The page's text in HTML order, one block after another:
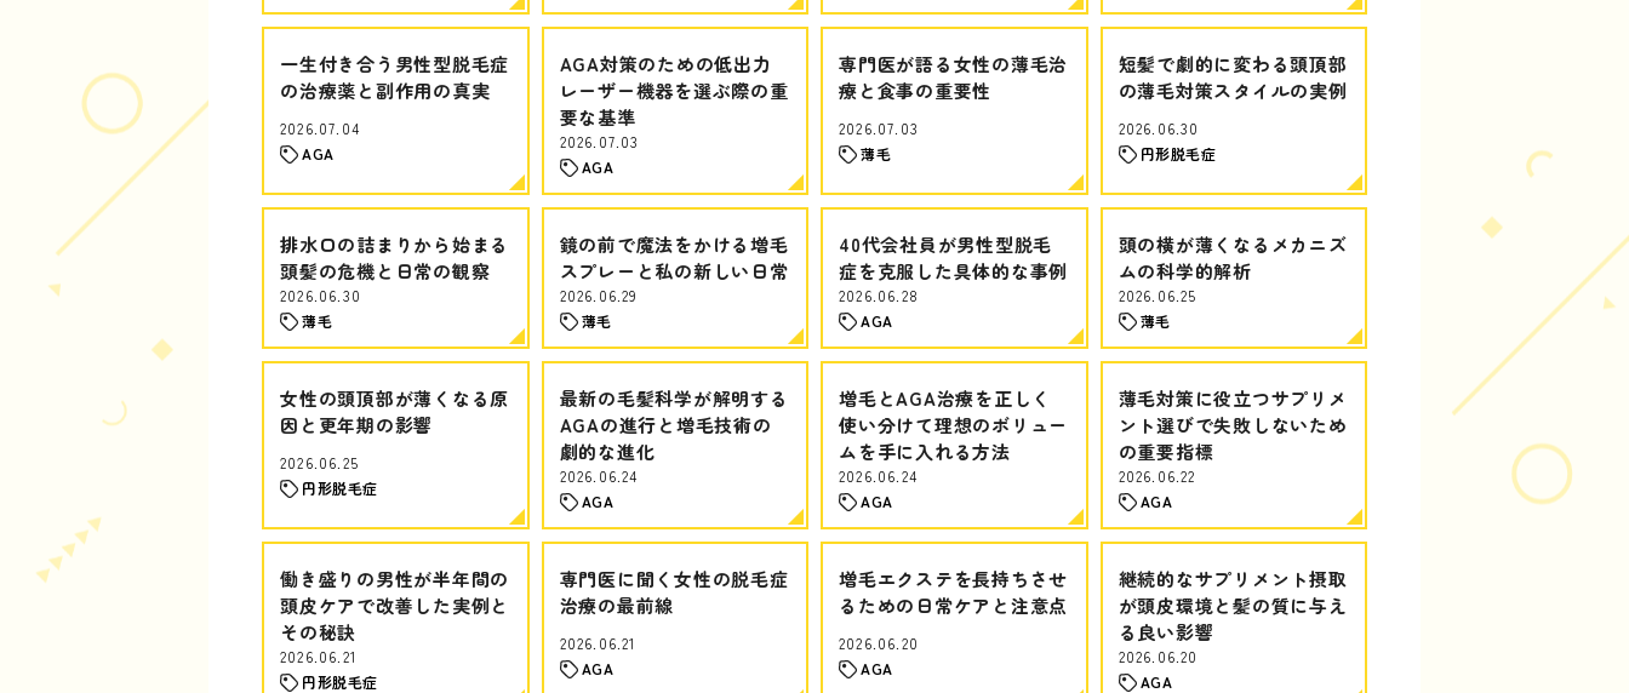
一生付き合う男性型脱毛症
の治療薬と副作用の真実
2026.07.04
AGA
AGA対策のための低出力
レーザー機器を選ぶ際の重
要な基準
2026.07.03
AGA
専門医が語る女性の薄毛治
療と食事の重要性
2026.07.03
薄毛
短髪で劇的に変わる頭頂部
の薄毛対策スタイルの実例
2026.06.30
円形脱毛症
排水口の詰まりから始まる
頭髪の危機と日常の観察
2026.06.30
薄毛
鏡の前で魔法をかける増毛
スプレーと私の新しい日常
2026.06.29
薄毛
40代会社員が男性型脱毛
症を克服した具体的な事例
2026.06.28
AGA
頭の横が薄くなるメカニズ
ムの科学的解析
2026.06.25
薄毛
女性の頭頂部が薄くなる原
因と更年期の影響
2026.06.25
円形脱毛症
最新の毛髪科学が解明する
AGAの進行と増毛技術の
劇的な進化
2026.06.24
AGA
増毛とAGA治療を正しく
使い分けて理想のボリュー
ムを手に入れる方法
2026.06.24
AGA
薄毛対策に役立つサプリメ
ント選びで失敗しないため
の重要指標
2026.06.22
AGA
働き盛りの男性が半年間の
頭皮ケアで改善した実例と
その秘訣
2026.06.21
円形脱毛症
専門医に聞く女性の脱毛症
治療の最前線
2026.06.21
AGA
増毛エクステを長持ちさせ
るための日常ケアと注意点
2026.06.20
AGA
継続的なサプリメント摂取
が頭皮環境と髪の質に与え
る良い影響
2026.06.20
AGA